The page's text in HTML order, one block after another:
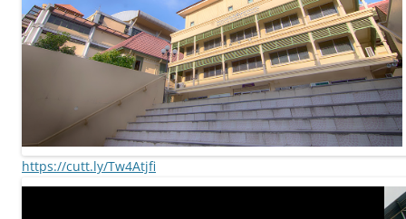
https://cutt.ly/Tw4Atjfi